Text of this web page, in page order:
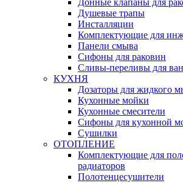
Донные клапаны для
Душевые трапы
Инсталляции
Комплектующие для
Панели смыва
Сифоны для раковин
Сливы-переливы для
КУХНЯ
Дозаторы для жидкого
Кухонные мойки
Кухонные смесители
Сифоны для кухонной
Сушилки
ОТОПЛЕНИЕ
Комплектующие для
радиаторов
Полотенцесушители